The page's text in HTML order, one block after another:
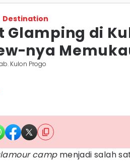
Destination
Glamping di
nya
Kulon Progo
campmenjadi salah